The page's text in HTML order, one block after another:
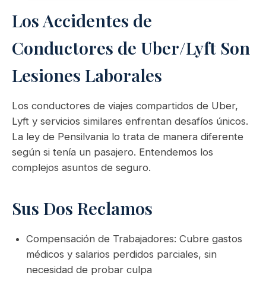
Los Accidentes de
Conductores de Uber/Lyft Son
Lesiones Laborales
Los conductores de viajes compartidos de Uber,
Lyft y servicios similares enfrentan desafíos únicos.
La ley de Pensilvania lo trata de manera diferente
según si tenía un pasajero. Entendemos los
complejos asuntos de seguro.
Sus Dos Reclamos
Compensación de Trabajadores: Cubre gastos
médicos y salarios perdidos parciales, sin
necesidad de probar culpa